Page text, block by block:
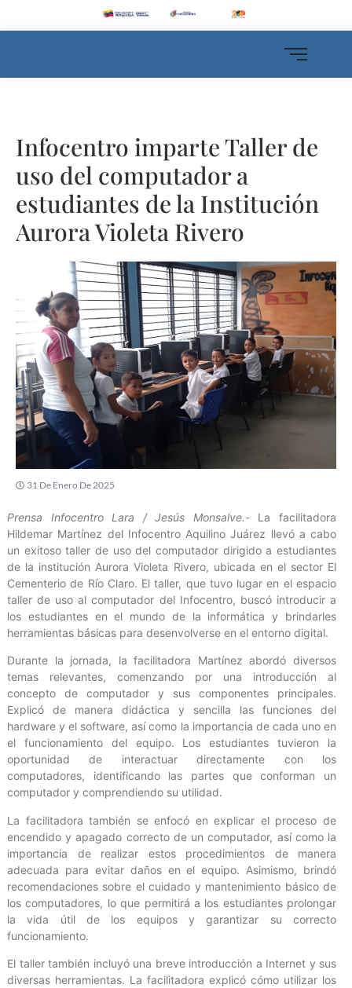
Infocentro imparte Taller de
uso del computador a
estudiantes de la Institución
Aurora Violeta Rivero
31 De Enero De 2025
Prensa Infocentro Lara / Jesús Monsalve.-La facilitadora
Hildemar Martínez del Infocentro Aquilino Juárez llevó a cabo
un exitoso taller de uso del computador dirigido a estudiantes
de la institución Aurora Violeta Rivero, ubicada en el sector El
Cementerio de Río Claro. El taller, que tuvo lugar en el espacio
taller de uso al computador del Infocentro, buscó introducir a
los estudiantes en el mundo de la informática y brindarles
herramientas básicas para desenvolverse en el entorno digital.
Durante la jornada, la facilitadora Martínez abordó diversos
temas relevantes, comenzando por una introducción al
concepto de computador y sus componentes principales.
Explicó de manera didáctica y sencilla las funciones del
hardware y el software, así como la importancia de cada uno en
el funcionamiento del equipo. Los estudiantes tuvieron la
oportunidad de interactuar directamente con los
computadores, identificando las partes que conforman un
computador y comprendiendo su utilidad.
La facilitadora también se enfocó en explicar el proceso de
encendido y apagado correcto de un computador, así como la
importancia de realizar estos procedimientos de manera
adecuada para evitar daños en el equipo. Asimismo, brindó
recomendaciones sobre el cuidado y mantenimiento básico de
los computadores, lo que permitirá a los estudiantes prolongar
la vida útil de los equipos y garantizar su correcto
funcionamiento.
El taller también incluyó una breve introducción a Internet y sus
diversas herramientas. La facilitadora explicó cómo utilizar los